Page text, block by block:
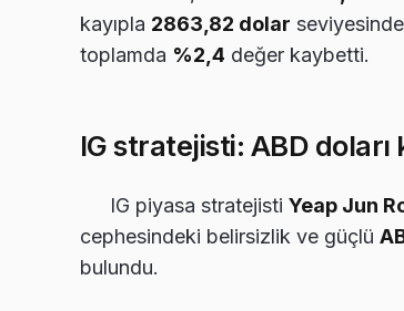
kayıpla 2863,82 dolar
toplamda %2,4 değer kaybetti.
IG stratejisti: ABD doları
IG piyasa stratejisti Yeap Jun
cephesindeki belirsizlik ve güçlü
bulundu.